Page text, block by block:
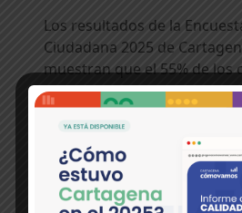
Los resultados de la
Ciudadana 2025 de
muestran que el 55% de los
siente orgulloso o muy
Aunque la cifra representa
frente al 39% registrado en
encuentra por debajo del
observado en la serie
2009 con un 77%.